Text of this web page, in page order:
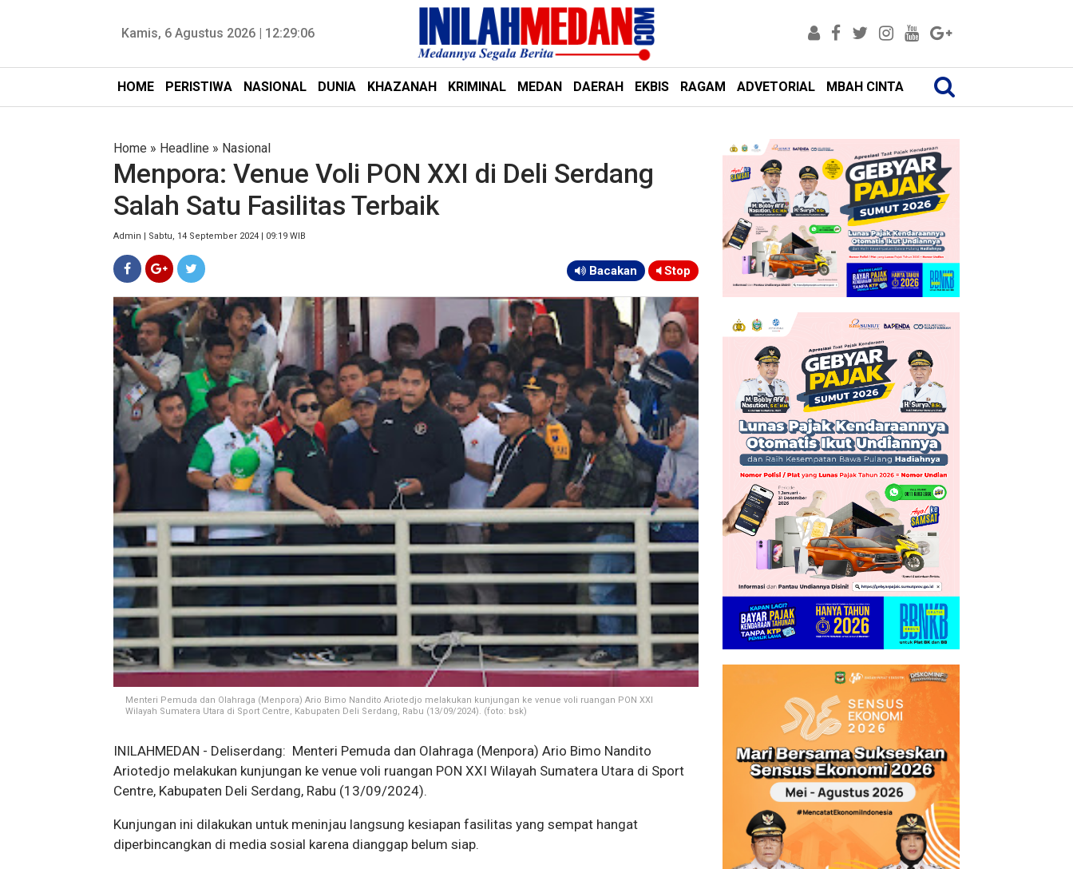
Kamis, 6 Agustus 2026 | 12:29:07
HOME PERISTIWA NASIONAL DUNIA KHAZANAH KRIMINAL MEDAN DAERAH EKBIS RAGAM ADVETORIAL MBAH CINTA
Home » Headline » Nasional
Menpora: Venue Voli PON XXI di Deli Serdang
Salah Satu Fasilitas Terbaik
Admin | Sabtu, 14 September 2024 | 09:19 WIB
Bacakan Stop
Menteri Pemuda dan Olahraga (Menpora) Ario Bimo Nandito Ariotedjo melakukan kunjungan ke venue voli ruangan PON XXI
Wilayah Sumatera Utara di Sport Centre, Kabupaten Deli Serdang, Rabu (13/09/2024). (foto: bsk)
INILAHMEDAN - Deliserdang: Menteri Pemuda dan Olahraga (Menpora) Ario Bimo Nandito
Ariotedjo melakukan kunjungan ke venue voli ruangan PON XXI Wilayah Sumatera Utara di Sport
Centre, Kabupaten Deli Serdang, Rabu (13/09/2024).
Kunjungan ini dilakukan untuk meninjau langsung kesiapan fasilitas yang sempat hangat
diperbincangkan di media sosial karena dianggap belum siap.